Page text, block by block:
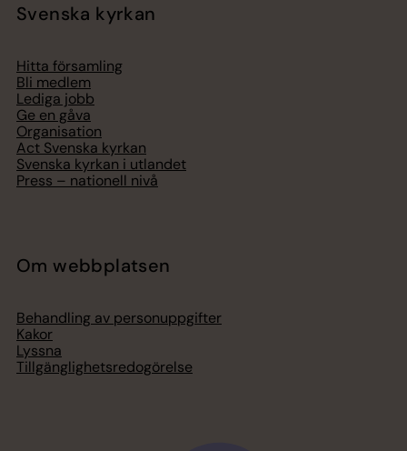
Svenska kyrkan
Hitta församling
Bli medlem
Lediga jobb
Ge en gåva
Organisation
Act Svenska kyrkan
Svenska kyrkan i utlandet
Press – nationell nivå
Om webbplatsen
Behandling av personuppgifter
Kakor
Lyssna
Tillgänglighetsredogörelse